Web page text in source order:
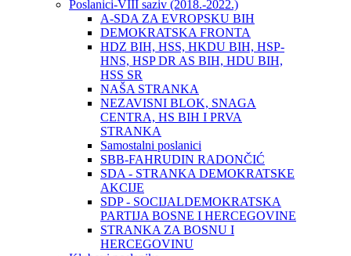
Poslanici-VIII saziv (2018.-2022.)
A-SDA ZA EVROPSKU BIH
DEMOKRATSKA FRONTA
HDZ BIH, HSS, HKDU BIH, HSP-
HNS, HSP DR AS BIH, HDU BIH,
HSS SR
NAŠA STRANKA
NEZAVISNI BLOK, SNAGA
CENTRA, HS BIH I PRVA
STRANKA
Samostalni poslanici
SBB-FAHRUDIN RADONČIĆ
SDA - STRANKA DEMOKRATSKE
AKCIJE
SDP - SOCIJALDEMOKRATSKA
PARTIJA BOSNE I HERCEGOVINE
STRANKA ZA BOSNU I
HERCEGOVINU